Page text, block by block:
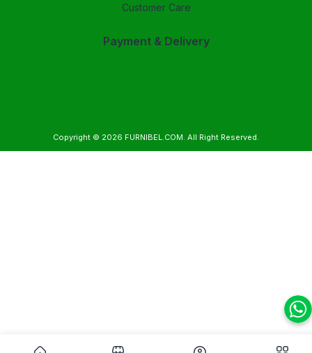
Customer Care
Payment & Delivery
Copyright © 2026 FURNIBEL.COM . All Right Reserved.